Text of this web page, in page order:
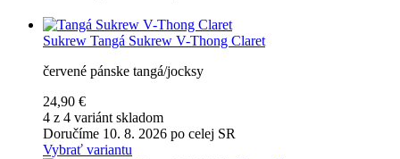
Sukrew Tangá Sukrew V-Thong Claret
červené pánske tangá/jocksy
24,90 €
4 z 4 variánt skladom
Doručíme 10. 8. 2026 po celej SR
Vybrať variantu